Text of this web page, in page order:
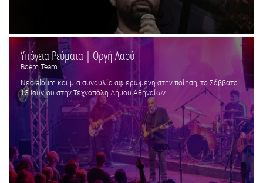
Υπόγεια Ρεύματα | Οργή Λαού
Boem Team
Νέο album και μια συναυλία αφιερωμένη στην ποίηση, το Σάββατο
13 Ιουνίου στην Τεχνόπολη Δήμου Αθηναίων.